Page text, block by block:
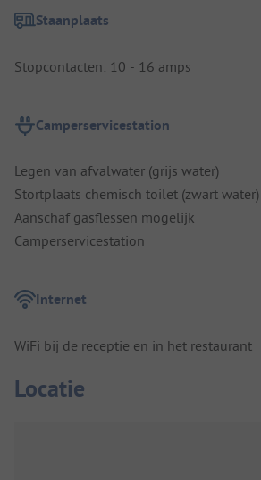
Staanplaats
Stopcontacten: 10 - 16 amps
Camperservicestation
Legen van afvalwater (grijs water)
Stortplaats chemisch toilet (zwart water)
Aanschaf gasflessen mogelijk
Camperservicestation
Internet
WiFi bij de receptie en in het restaurant
Locatie